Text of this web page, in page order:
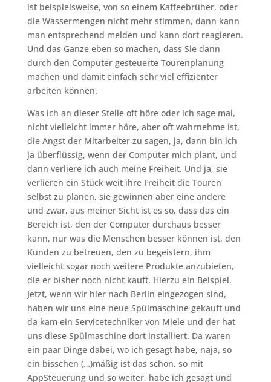
ist beispielsweise, von so einem Kaffeebrüher, oder
die Wassermengen nicht mehr stimmen, dann kann
man entsprechend melden und kann dort reagieren.
Und das Ganze eben so machen, dass Sie dann
durch den Computer gesteuerte Tourenplanung
machen und damit einfach sehr viel effizienter
arbeiten können.
Was ich an dieser Stelle oft höre oder ich sage mal,
nicht vielleicht immer höre, aber oft wahrnehme ist,
die Angst der Mitarbeiter zu sagen, ja, dann bin ich
ja überflüssig, wenn der Computer mich plant, und
dann verliere ich auch meine Freiheit. Und ja, sie
verlieren ein Stück weit ihre Freiheit die Touren
selbst zu planen, sie gewinnen aber eine andere
und zwar, aus meiner Sicht ist es so, dass das ein
Bereich ist, den der Computer durchaus besser
kann, nur was die Menschen besser können ist, den
Kunden zu betreuen, den zu begeistern, ihm
vielleicht sogar noch weitere Produkte anzubieten,
die er bisher noch nicht kauft. Hierzu ein Beispiel.
Jetzt, wenn wir hier nach Berlin eingezogen sind,
haben wir uns eine neue Spülmaschine gekauft und
da kam ein Servicetechniker von Miele und der hat
uns diese Spülmaschine dort installiert. Da waren
ein paar Dinge dabei, wo ich gesagt habe, naja, so
ein bisschen (…)mäßig ist das schon, so mit
AppSteuerung und so weiter, habe ich gesagt und